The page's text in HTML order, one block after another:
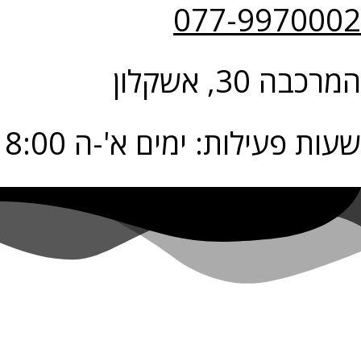
077-9970002
המרכבה 30, אשקלון
שעות פעילות: ימים א'-ה 9:00-18:00 יום ו' 9:00-14:00